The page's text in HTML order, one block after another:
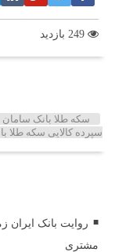
سکه طلا بانک سامان
سپرده کالایی سکه طلا
روایت بانک ایران
مشتری